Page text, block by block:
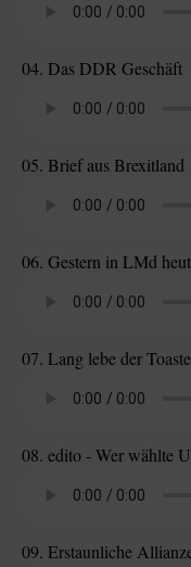
04. Das DDR Geschäft
05. Brief aus Brexitland
06. Gestern in LMd
07. Lang lebe der
08. edito - Wer wählte
09. Erstaunliche